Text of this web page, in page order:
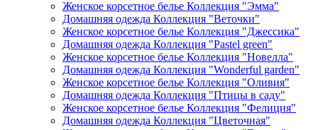
Женское корсетное белье Коллекция "Эмма"
Домашняя одежда Коллекция "Веточки"
Женское корсетное белье Коллекция "Джессика"
Домашняя одежда Коллекция "Pastel green"
Женское корсетное белье Коллекция "Новелла"
Домашняя одежда Коллекция "Wonderful garden"
Женское корсетное белье Коллекция "Оливия"
Домашняя одежда Коллекция "Птицы в саду"
Женское корсетное белье Коллекция "Фелиция"
Домашняя одежда Коллекция "Цветочная"